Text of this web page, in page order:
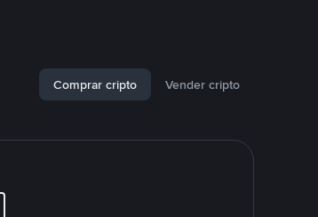
Comprar cripto Vender cripto